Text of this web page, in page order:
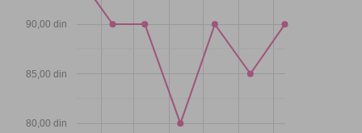
80,00 din
85,00 din
90,00 din